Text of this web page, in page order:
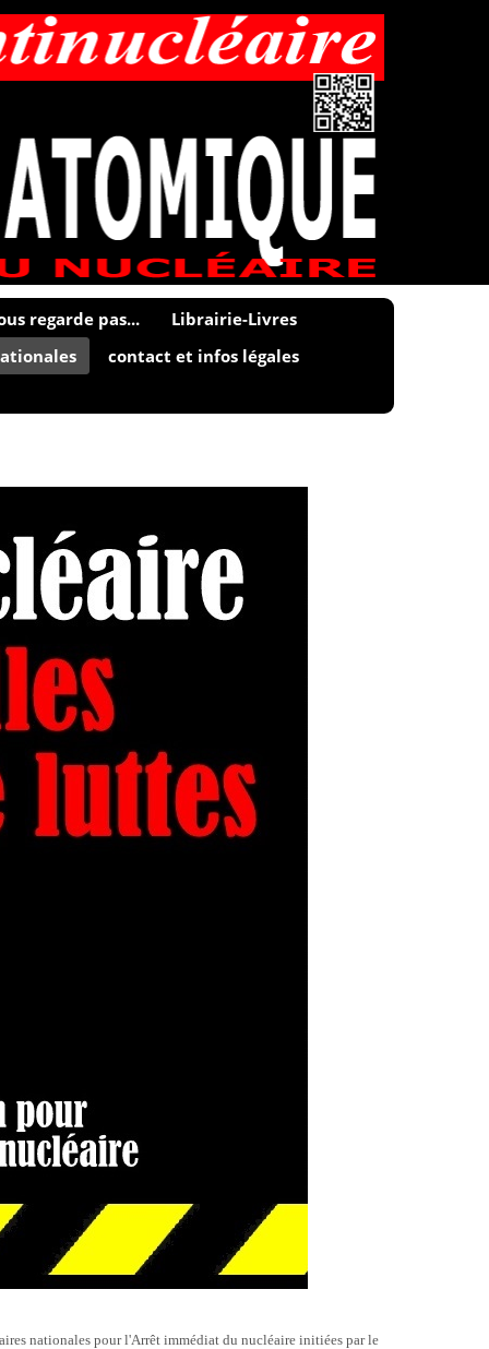
regarde pas...
Librairie-Livres
contact et infos légales
nationales pour l'Arrêt immédiat du nucléaire initiées par le